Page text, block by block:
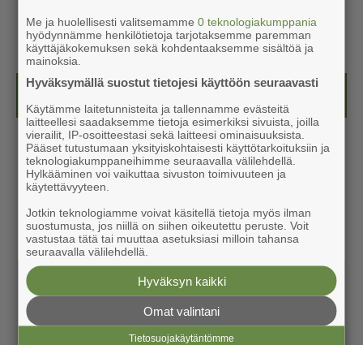
Näköislehdet
Me ja huolellisesti valitsemamme0 teknologiakumppania
hyödynnämme henkilötietoja tarjotaksemme paremman
käyttäjäkokemuksen sekä kohdentaaksemme sisältöä ja
mainoksia.
Hyväksymällä suostut tietojesi käyttöön seuraavasti
Käytämme laitetunnisteita ja tallennamme evästeitä
laitteellesi saadaksemme tietoja esimerkiksi sivuista, joilla
vierailit, IP-osoitteestasi sekä laitteesi ominaisuuksista.
Pääset tutustumaan yksityiskohtaisesti käyttötarkoituksiin ja
teknologiakumppaneihimme seuraavalla välilehdellä.
Hylkääminen voi vaikuttaa sivuston toimivuuteen ja
käytettävyyteen.
Jotkin teknologiamme voivat käsitellä tietoja myös ilman
suostumusta, jos niillä on siihen oikeutettu peruste. Voit
vastustaa tätä tai muuttaa asetuksiasi milloin tahansa
seuraavalla välilehdellä.
Hyväksyn kaikki
Omat valintani
Tietosuojakäytäntömme